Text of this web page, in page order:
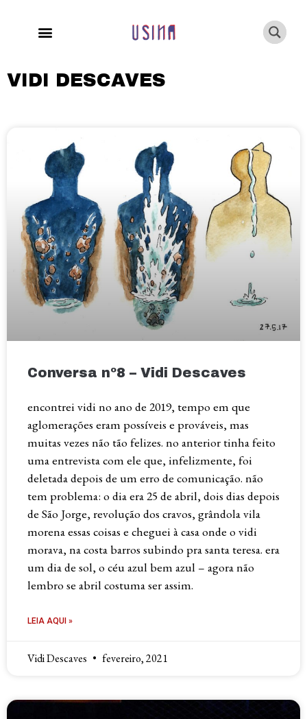
VIDI DESCAVES
Conversa nº8 – Vidi Descaves
encontrei vidi no ano de 2019, tempo em que
aglomerações eram possíveis e prováveis, mas
muitas vezes não tão felizes. no anterior tinha feito
uma entrevista com ele que, infelizmente, foi
deletada depois de um erro de comunicação. não
tem problema: o dia era 25 de abril, dois dias depois
de São Jorge, revolução dos cravos, grândola vila
morena essas coisas e cheguei à casa onde o vidi
morava, na costa barros subindo pra santa teresa. era
um dia de sol, o céu azul bem azul – agora não
lembro se abril costuma ser assim.
LEIA AQUI »
Vidi Descaves fevereiro, 2021